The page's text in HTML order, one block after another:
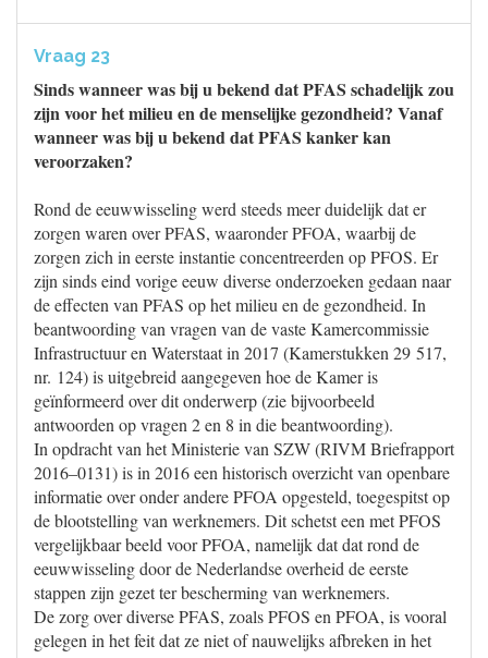
Vraag 23
Sinds wanneer was bij u bekend dat PFAS schadelijk zou
zijn voor het milieu en de menselijke gezondheid? Vanaf
wanneer was bij u bekend dat PFAS kanker kan
veroorzaken?
Rond de eeuwwisseling werd steeds meer duidelijk dat er
zorgen waren over PFAS, waaronder PFOA, waarbij de
zorgen zich in eerste instantie concentreerden op PFOS. Er
zijn sinds eind vorige eeuw diverse onderzoeken gedaan naar
de effecten van PFAS op het milieu en de gezondheid. In
beantwoording van vragen van de vaste Kamercommissie
Infrastructuur en Waterstaat in 2017 (Kamerstukken 29 517,
nr. 124) is uitgebreid aangegeven hoe de Kamer is
geïnformeerd over dit onderwerp (zie bijvoorbeeld
antwoorden op vragen 2 en 8 in die beantwoording).
In opdracht van het Ministerie van SZW (RIVM Briefrapport
2016–0131) is in 2016 een historisch overzicht van openbare
informatie over onder andere PFOA opgesteld, toegespitst op
de blootstelling van werknemers. Dit schetst een met PFOS
vergelijkbaar beeld voor PFOA, namelijk dat dat rond de
eeuwwisseling door de Nederlandse overheid de eerste
stappen zijn gezet ter bescherming van werknemers.
De zorg over diverse PFAS, zoals PFOS en PFOA, is vooral
gelegen in het feit dat ze niet of nauwelijks afbreken in het